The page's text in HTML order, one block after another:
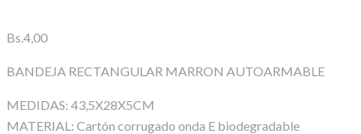
Bs. 4,00
BANDEJA RECTANGULAR MARRON AUTOARMABLE
MEDIDAS: 43,5X28X5CM
MATERIAL: Cartón corrugado onda E biodegradable